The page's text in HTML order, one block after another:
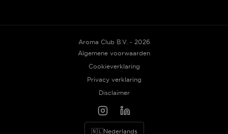
Aroma Club B.V. - 2026
Algemene voorwaarden
Cookieverklaring
Privacy verklaring
Disclaimer
🇳🇱Nederlands